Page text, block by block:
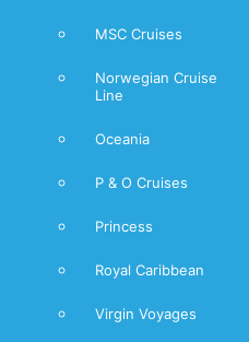
MSC Cruises
Norwegian Cruise
Line
Oceania
P & O Cruises
Princess
Royal Caribbean
Virgin Voyages